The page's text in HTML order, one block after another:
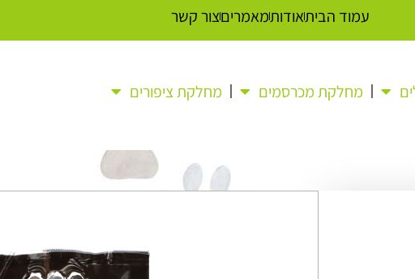
עמוד הביתאודותמאמריםצור קשר
מחלקת מכרסמים מחלקת ציפורים